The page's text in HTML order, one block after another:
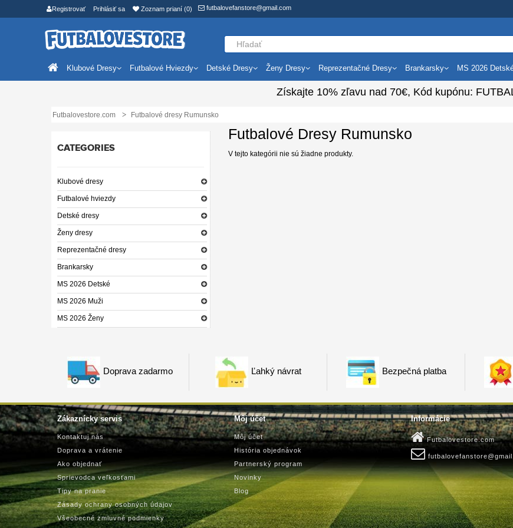
Registrovať Prihlásiť sa Zoznam prianí (0) futbalovefanstore@gmail.com
Klubové Dresy Futbalové Hviezdy Detské Dresy Ženy Dresy Reprezentačné Dresy Brankarsky MS 2026
Získajte 10%zľavu nad 70€, Kód kupónu:
Futbalovestore.com Futbalové dresy Rumunsko
CATEGORIES
Klubové dresy
Futbalové hviezdy
Detské dresy
Ženy dresy
Reprezentačné dresy
Brankarsky
MS 2026 Detské
MS 2026 Muži
MS 2026 Ženy
Futbalové Dresy Rumunsko
V tejto kategórii nie sú žiadne produkty.
Doprava zadarmo Ľahký návrat Bezpečná platba
Zákaznícky servis
Kontaktuj nás
Doprava a vrátenie
Ako objednať
Sprievodca veľkosťami
Tipy na pranie
Zásady ochrany osobných údajov
Všeobecné zmluvné podmienky
Môj účet
Môj účet
História objednávok
Partnerský program
Novinky
Blog
Informácie
Futbalovestore.com